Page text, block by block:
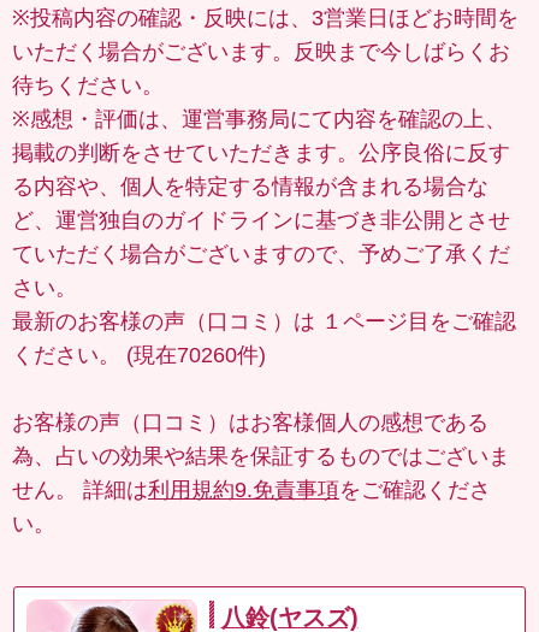
※投稿内容の確認・反映には、3営業日ほどお時間を
いただく場合がございます。反映まで今しばらくお
待ちください。
※感想・評価は、運営事務局にて内容を確認の上、
掲載の判断をさせていただきます。公序良俗に反す
る内容や、個人を特定する情報が含まれる場合な
ど、運営独自のガイドラインに基づき非公開とさせ
ていただく場合がございますので、予めご了承くだ
さい。
最新のお客様の声（口コミ）は １ページ目 をご確認
ください。 (現在70260件)
お客様の声（口コミ）はお客様個人の感想である
為、占いの効果や結果を保証するものではございま
せん。 詳細は利用規約9.免責事項をご確認くださ
い。
八鈴(ヤスズ)